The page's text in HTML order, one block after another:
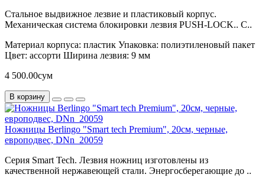
Стальное выдвижное лезвие и пластиковый корпус.
Механическая система блокировки лезвия PUSH-LOCK.. C..
Материал корпуса: пластик Упаковка: полиэтиленовый пакет
Цвет: ассорти Ширина лезвия: 9 мм
4 500.00сум
В корзину
Ножницы Berlingo "Smart tech Premium", 20см, черные,
европодвес, DNn_20059
Серия Smart Tech. Лезвия ножниц изготовлены из
качественной нержавеющей стали. Энергосберегающие до ..